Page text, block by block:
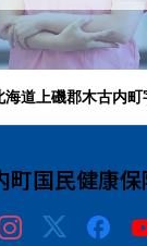
道上磯郡木古内
町国民健康